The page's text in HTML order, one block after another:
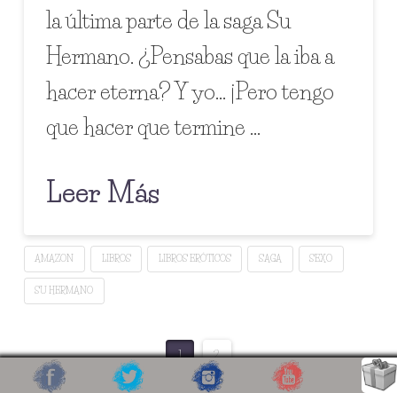
la última parte de la saga Su
Hermano. ¿Pensabas que la iba a
hacer eterna? Y yo… ¡Pero tengo
que hacer que termine …
Leer Más
AMAZON LIBROS LIBROS ERÓTICOS SAGA SEXO
SU HERMANO
1 2